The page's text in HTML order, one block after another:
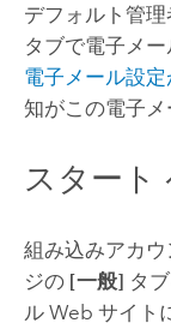
デフォルト管
タブで電子メ
電子メール設
知がこの電子メ
スタート
組み込みアカ
ジの [一般] タ
ル Web サイト